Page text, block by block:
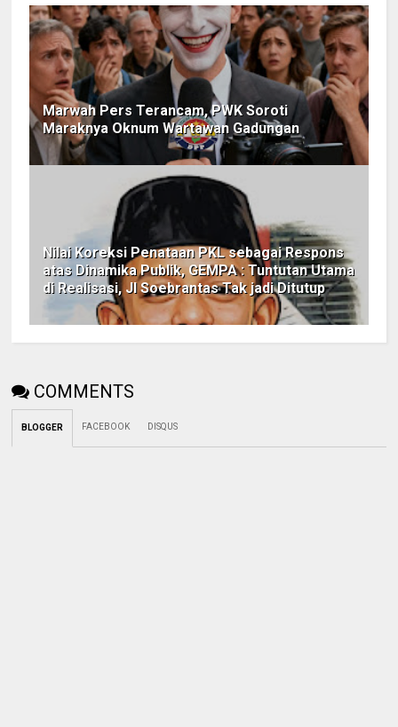
Marwah Pers Terancam, PWK Soroti
Maraknya Oknum Wartawan Gadungan
Nilai Koreksi Penataan PKL sebagai Respons
atas Dinamika Publik, GEMPA : Tuntutan Utama
di Realisasi, Jl Soebrantas Tak jadi Ditutup
COMMENTS
BLOGGER FACEBOOK DISQUS